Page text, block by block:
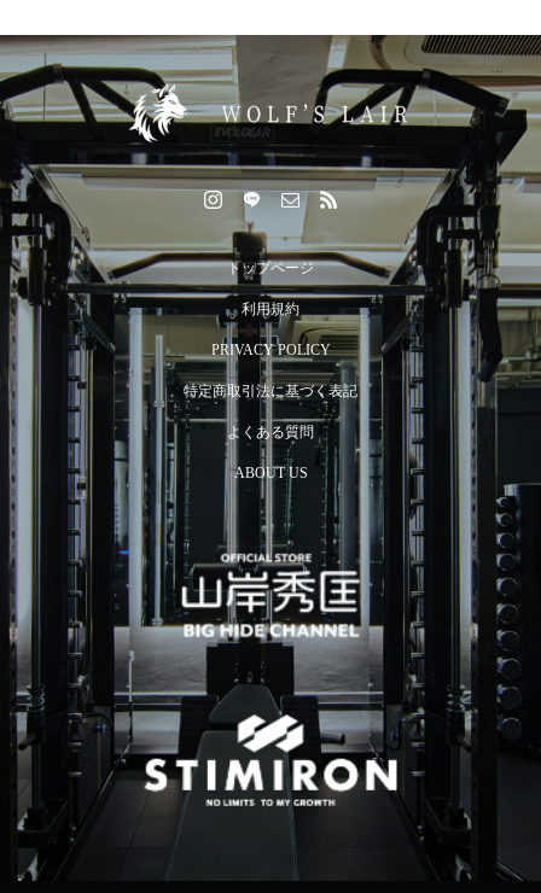
トップページ
利用規約
PRIVACY POLICY
特定商取引法に基づく表記
よくある質問
ABOUT US